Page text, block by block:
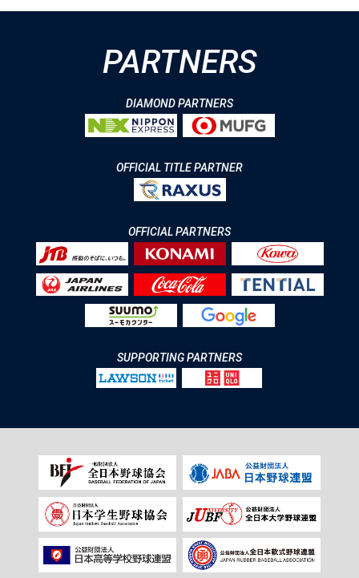
PARTNERS
DIAMOND PARTNERS
OFFICIAL TITLE PARTNER
OFFICIAL PARTNERS
SUPPORTING PARTNERS